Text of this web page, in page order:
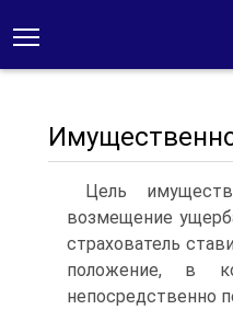
Цель
возмещение
страхователь
положение, в
непосредственно